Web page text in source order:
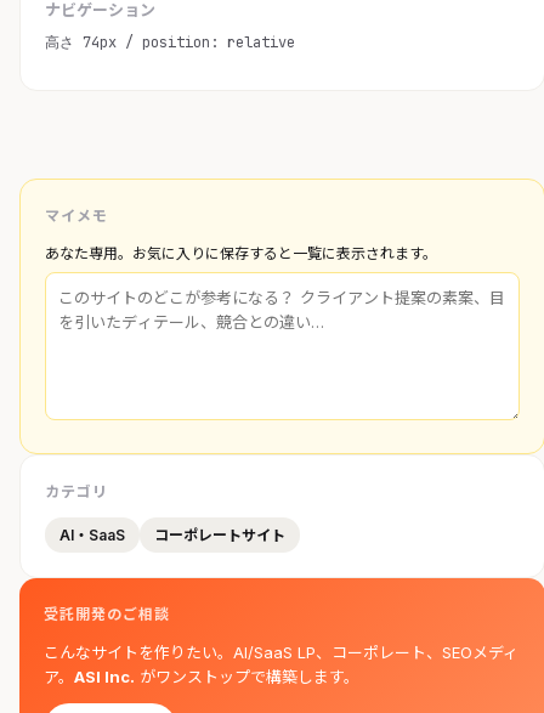
ナビゲーション
高さ 74px / position: relative
マイメモ
あなた専用。お気に入りに保存すると一覧に表示されます。
カテゴリ
AI・SaaS コーポレートサイト
受託開発のご相談
こんなサイトを作りたい。AI/SaaS LP、コーポレート、SEOメディ
ア。 ASI Inc. がワンストップで構築します。